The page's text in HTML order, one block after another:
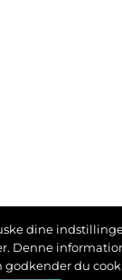
dine
Denne
godkender du